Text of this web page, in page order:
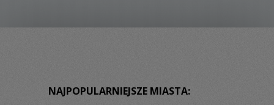
NAJPOPULARNIEJSZE MIASTA: